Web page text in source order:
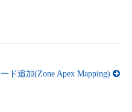
ド追加(Zone Apex Mapping)